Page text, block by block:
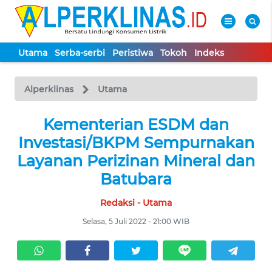
Utama Serba-serbi Peristiwa Tokoh Indeks
Alperklinas Utama
Kementerian ESDM dan
Investasi/BKPM Sempurnakan
Layanan Perizinan Mineral dan
Batubara
Redaksi - Utama
Selasa, 5 Juli 2022 - 21:00 WIB
TV
Tutup
UTAMA
SERBA-
SERBI
TOKOH